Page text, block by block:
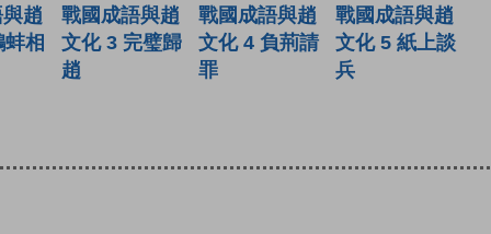
趙
相
戰國成語與趙
文化 3 完璧歸
趙
戰國成語與趙
文化 4 負荊請
罪
戰國成語與趙
文化 5 紙上談
兵